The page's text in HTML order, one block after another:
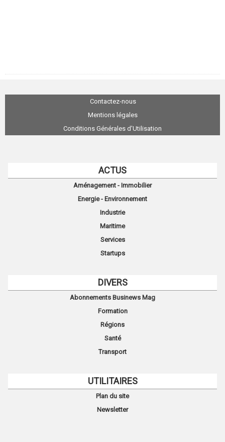
Contactez-nous
Mentions légales
Conditions Générales d'Utilisation
ACTUS
Aménagement - Immobilier
Energie - Environnement
Industrie
Maritime
Services
Startups
DIVERS
Abonnements Businews Mag
Formation
Régions
Santé
Transport
UTILITAIRES
Plan du site
Newsletter